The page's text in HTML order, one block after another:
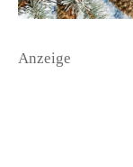
Anzeige